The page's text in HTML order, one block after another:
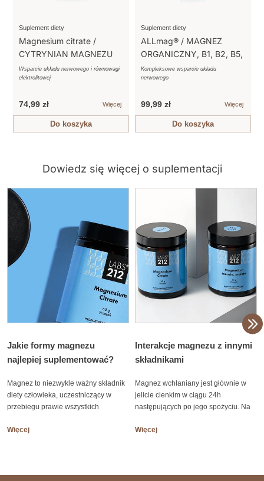
Suplement diety
Magnesium citrate /
CYTRYNIAN MAGNEZU
Wsparcie układu nerwowego i równowagi
elektrolitowej
74,99 zł Więcej
Do koszyka
Suplement diety
ALLmag® / MAGNEZ
ORGANICZNY, B1, B2, B5,
B6
Kompleksowe wsparcie układu
nerwowego
99,99 zł Więcej
Do koszyka
Dowiedz się więcej o suplementacji
Jakie formy magnezu
najlepiej suplementować?
Magnez to niezwykle ważny składnik
diety człowieka, uczestniczący w
przebiegu prawie wszystkich
jego niedobór niesie za sobą szereg
makroelement. Przyczyną jest przede
Więcej
Interakcje magnezu z innymi
składnikami
Magnez wchłaniany jest głównie w
jelicie cienkim w ciągu 24h
następujących po jego spożyciu. Na
pożywienia jak i suplementacji)
minerały Badania in vitro oraz później
Więcej